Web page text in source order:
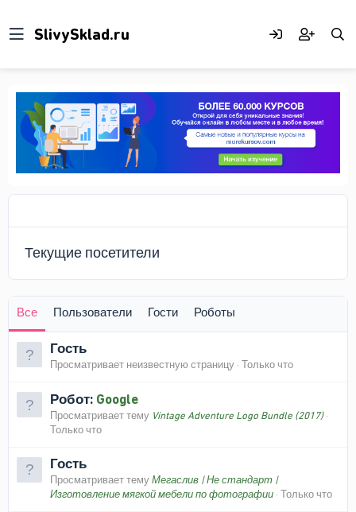
Текущие посетители
Все Пользователи Гости Роботы
Гость
Просматривает неизвестную страницу Только что
Робот: Google
Просматривает тему Vintage Adventure Logo Bundle (2017)
Только что
Гость
Просматривает тему Мегаслив | Не стандарт |
Изготовление мягкой мебели по фотографии Только что